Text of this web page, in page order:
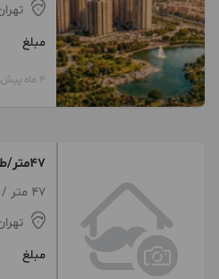
مبلغ
4 ماه پیش
مهندسی
47 متر / 1 اتاق / ساخت 1397
مبلغ